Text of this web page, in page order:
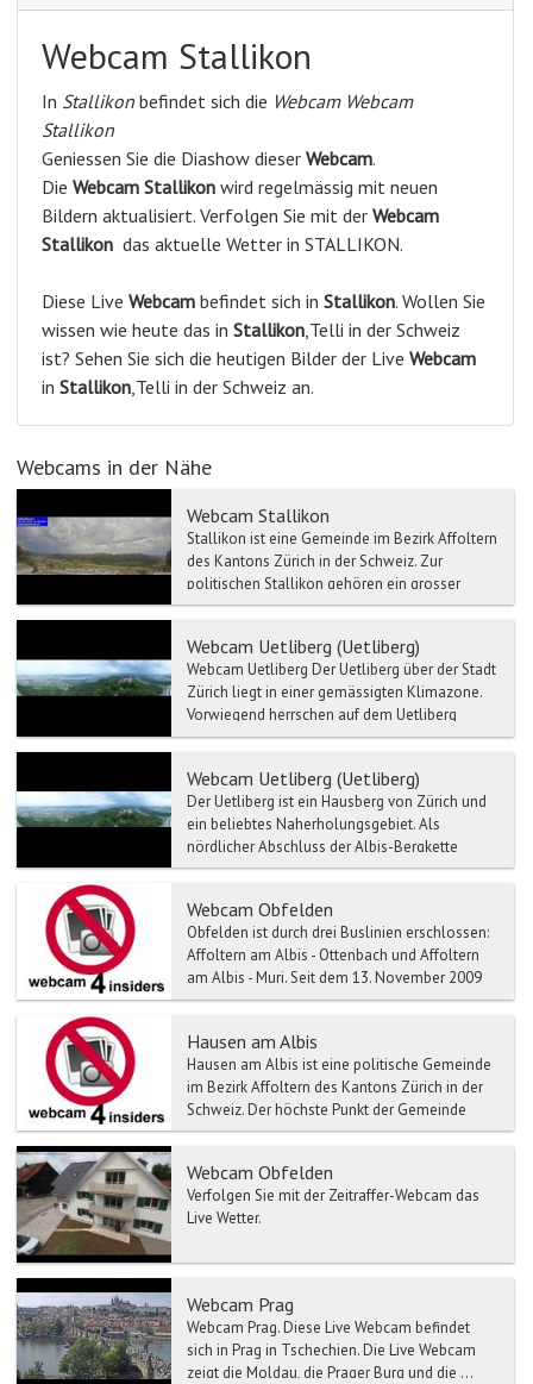
Webcam Stallikon
In Stallikon befindet sich die Webcam Webcam
Stallikon
Geniessen Sie die Diashow dieser Webcam.
Die Webcam Stallikon wird regelmässig mit neuen
Bildern aktualisiert. Verfolgen Sie mit der Webcam
Stallikon das aktuelle Wetter in STALLIKON.
Diese Live Webcam befindet sich in Stallikon. Wollen Sie
wissen wie heute das in Stallikon ,Telli in der Schweiz
ist? Sehen Sie sich die heutigen Bilder der Live Webcam
in Stallikon ,Telli in der Schweiz an.
Webcams in der Nähe
Webcam Stallikon
Stallikon ist eine Gemeinde im Bezirk Affoltern
des Kantons Zürich in der Schweiz. Zur
politischen Stallikon gehören ein grosser
Abschnitt des Albi...
Webcam Uetliberg (Uetliberg)
Webcam Uetliberg Der Uetliberg über der Stadt
Zürich liegt in einer gemässigten Klimazone.
Vorwiegend herrschen auf dem Uetliberg
Winde aus...
Webcam Uetliberg (Uetliberg)
Der Uetliberg ist ein Hausberg von Zürich und
ein beliebtes Naherholungsgebiet. Als
nördlicher Abschluss der Albis-Bergkette
erhebt sich der Uetlib...
Webcam Obfelden
Obfelden ist durch drei Buslinien erschlossen:
Affoltern am Albis - Ottenbach und Affoltern
am Albis - Muri. Seit dem 13. November 2009
besitzt Obf...
Hausen am Albis
Hausen am Albis ist eine politische Gemeinde
im Bezirk Affoltern des Kantons Zürich in der
Schweiz. Der höchste Punkt der Gemeinde
Hausen am Albis...
Webcam Obfelden
Verfolgen Sie mit der Zeitraffer-Webcam das
Live Wetter.
Webcam Prag
Webcam Prag. Diese Live Webcam befindet
sich in Prag in Tschechien. Die Live Webcam
zeigt die Moldau, die Prager Burg und die ...